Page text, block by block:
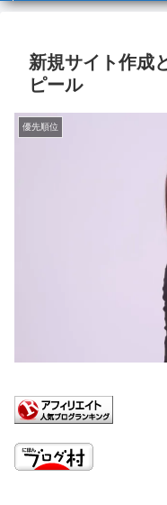
新規サイト作成
ピール
優先順位